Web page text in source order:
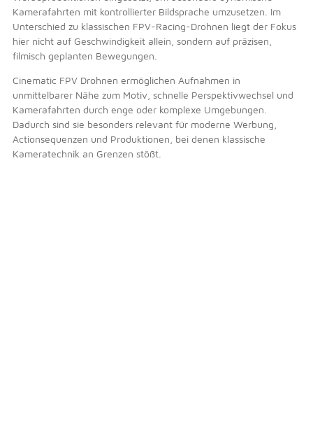
Kamerafahrten mit kontrollierter Bildsprache umzusetzen. Im
Unterschied zu klassischen FPV-Racing-Drohnen liegt der Fokus
hier nicht auf Geschwindigkeit allein, sondern auf präzisen,
filmisch geplanten Bewegungen.
Cinematic FPV Drohnen ermöglichen Aufnahmen in
unmittelbarer Nähe zum Motiv, schnelle Perspektivwechsel und
Kamerafahrten durch enge oder komplexe Umgebungen.
Dadurch sind sie besonders relevant für moderne Werbung,
Actionsequenzen und Produktionen, bei denen klassische
Kameratechnik an Grenzen stößt.